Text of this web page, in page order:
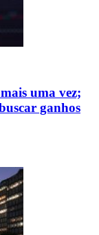
uma vez;
ganhos